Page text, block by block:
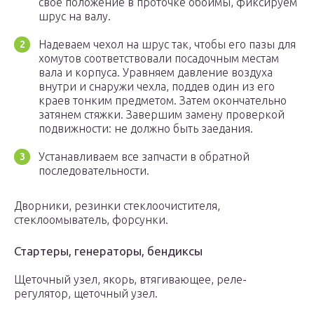
шрус на валу.
Надеваем чехол на шрус так, чтобы его пазы для
хомутов соответствовали посадочным местам
вала и корпуса. Уравняем давление воздуха
внутри и снаружи чехла, поддев один из его
краев тонким предметом. Затем окончательно
затянем стяжки. Завершим замену проверкой
подвижности: не должно быть заедания.
Устанавливаем все запчасти в обратной
последовательности.
Дворники, резинки стеклоочистителя,
стеклоомыватель, форсунки.
Стартеры, генераторы, бендиксы
Щеточный узел, якорь, втягивающее, реле-
регулятор, щеточный узел.